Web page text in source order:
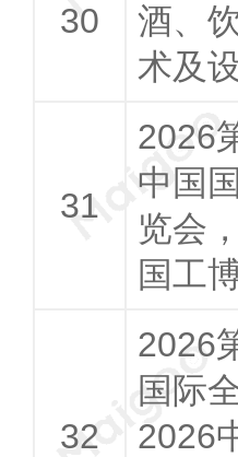
酒、
术及
2026
中国
览会
国工
2026
国际
2026